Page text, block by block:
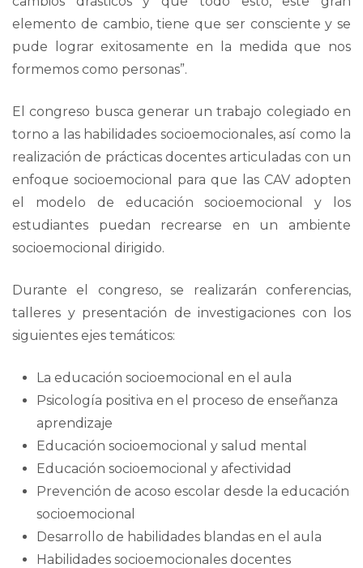
elemento de cambio, tiene que ser consciente y se
pude lograr exitosamente en la medida que nos
formemos como personas”.
El congreso busca generar un trabajo colegiado en
torno a las habilidades socioemocionales, así como la
realización de prácticas docentes articuladas con un
enfoque socioemocional para que las CAV adopten
el modelo de educación socioemocional y los
estudiantes puedan recrearse en un ambiente
socioemocional dirigido.
Durante el congreso, se realizarán conferencias,
talleres y presentación de investigaciones con los
siguientes ejes temáticos:
La educación socioemocional en el aula
Psicología positiva en el proceso de enseñanza
aprendizaje
Educación socioemocional y salud mental
Educación socioemocional y afectividad
Prevención de acoso escolar desde la educación
socioemocional
Desarrollo de habilidades blandas en el aula
Habilidades socioemocionales docentes